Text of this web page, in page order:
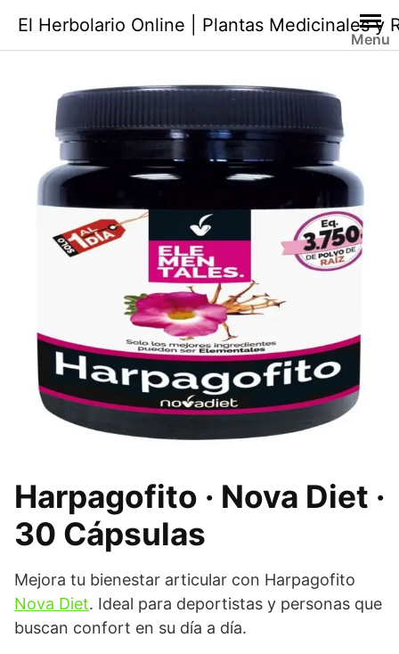
contenido
El Herbolario Online | Plantas Medicinales y
Menu
Harpagofito · Nova Diet ·
30 Cápsulas
Mejora tu bienestar articular con Harpagofito
Nova Diet. Ideal para deportistas y personas que
buscan confort en su día a día.